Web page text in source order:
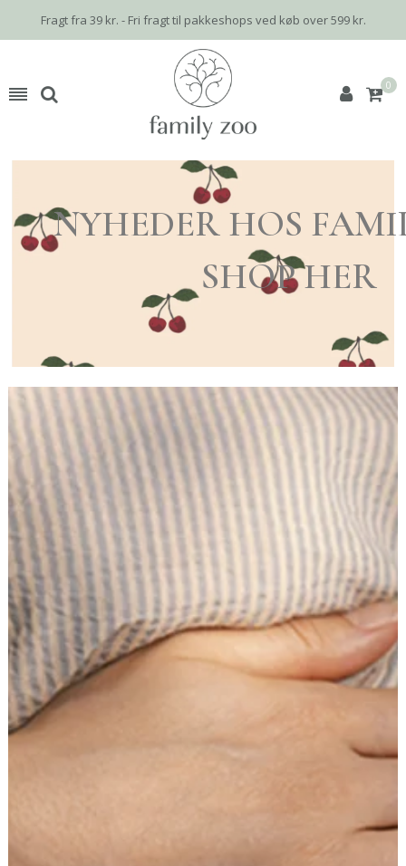
Fragt fra 39 kr. - Fri fragt til pakkeshops ved køb over 599 kr.
0
NYHEDER HOS
SHOP HER